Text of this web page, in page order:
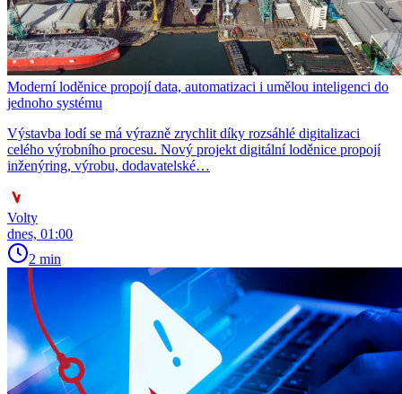
Moderní loděnice propojí data, automatizaci i umělou inteligenci do
jednoho systému
Výstavba lodí se má výrazně zrychlit díky rozsáhlé digitalizaci
celého výrobního procesu. Nový projekt digitální loděnice propojí
inženýring, výrobu, dodavatelské…
Volty
dnes, 01:00
2 min